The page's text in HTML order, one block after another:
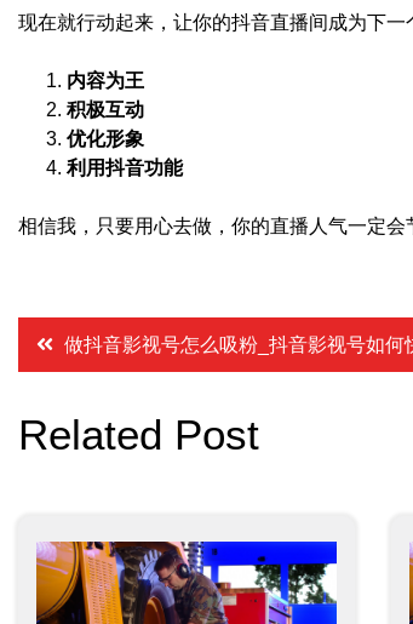
现在就行动起来，让你的抖音直播间成为下一
内容为王
积极互动
优化形象
利用抖音功能
相信我，只要用心去做，你的直播人气一定
文
章
航
做抖音影视号怎么吸粉_抖音影视号如何
Related Post